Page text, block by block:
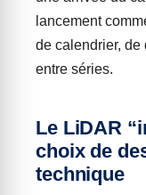
lancement
de calendrier,
entre séries.
Le LiDAR
choix de
technique